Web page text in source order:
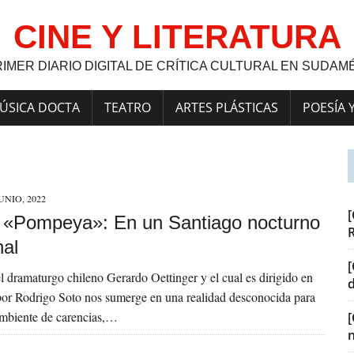
CINE Y LITERATURA
DIARIO DIGITAL DE CRÍTICA CULTURAL EN
DOCTA TEATRO ARTES PLÁSTICAS POESÍA
2022
En un Santiago nocturno
dramaturgo chileno Gerardo Oettinger y el cual es dirigido en
Rodrigo Soto nos sumerge en una realidad desconocida para
de carencias,…